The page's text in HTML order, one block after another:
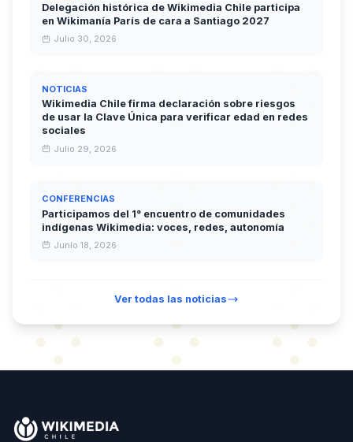
Delegación histórica de Wikimedia Chile participa
en Wikimanía París de cara a Santiago 2027
Julio 30, 2026
NOTICIAS
Wikimedia Chile firma declaración sobre riesgos
de usar la Clave Única para verificar edad en redes
sociales
Julio 29, 2026
CONFERENCIAS
Participamos del 1° encuentro de comunidades
indígenas Wikimedia: voces, redes, autonomía
Junio 18, 2026
Ver todas las noticias